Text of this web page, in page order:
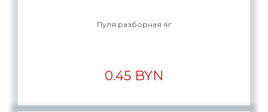
Пуля разборная 4г
0.45 BYN